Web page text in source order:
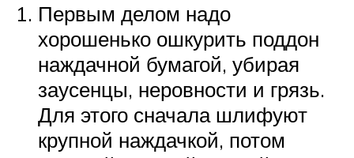
Первым делом надо
хорошенько ошкурить поддон
наждачной бумагой, убирая
заусенцы, неровности и грязь.
Для этого сначала шлифуют
крупной наждачкой, потом